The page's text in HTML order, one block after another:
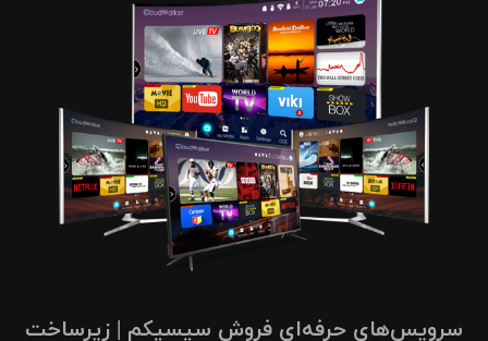
سرویس‌های حرفه‌ای فروش سیسیکم | زیرساخت